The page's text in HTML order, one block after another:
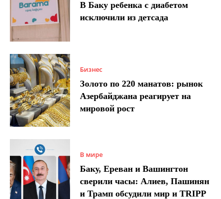
В Баку ребенка с диабетом
исключили из детсада
Бизнес
Золото по 220 манатов: рынок
Азербайджана реагирует на
мировой рост
В мире
Баку, Ереван и Вашингтон
сверили часы: Алиев, Пашинян
и Трамп обсудили мир и TRIPP